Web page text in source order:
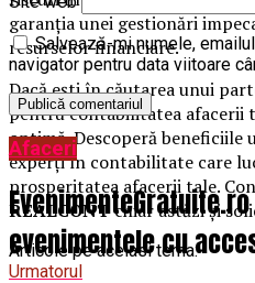
garanția unei gestionări
resurselor financiare.
Dacă ești în căutarea unui
pentru contabilitatea afacerii
optimă. Descoperă beneficiile
experți în contabilitate care
prosperitatea afacerii tale.
REALCONTchiar astăzi și
Articole pe aceiasi tema:
Urmatorul
Salvează-mi numele,
navigator pentru data viitoare
Afaceri
evenimentele cu